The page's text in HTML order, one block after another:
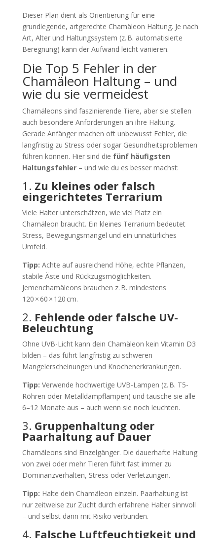
Dieser Plan dient als Orientierung für eine
grundlegende, artgerechte Chamäleon Haltung. Je nach
Art, Alter und Haltungssystem (z. B. automatisierte
Beregnung) kann der Aufwand leicht variieren.
Die Top 5 Fehler in der
Chamäleon Haltung – und
wie du sie vermeidest
Chamäleons sind faszinierende Tiere, aber sie stellen
auch besondere Anforderungen an ihre Haltung.
Gerade Anfänger machen oft unbewusst Fehler, die
langfristig zu Stress oder sogar Gesundheitsproblemen
führen können. Hier sind die fünf häufigsten
Haltungsfehler– und wie du es besser machst:
1. Zu kleines oder falsch
eingerichtetes Terrarium
Viele Halter unterschätzen, wie viel Platz ein
Chamäleon braucht. Ein kleines Terrarium bedeutet
Stress, Bewegungsmangel und ein unnatürliches
Umfeld.
Tipp: Achte auf ausreichend Höhe, echte Pflanzen,
stabile Äste und Rückzugsmöglichkeiten.
Jemenchamäleons brauchen z. B. mindestens
120 × 60 × 120 cm.
2. Fehlende oder falsche UV-
Beleuchtung
Ohne UVB-Licht kann dein Chamäleon kein Vitamin D3
bilden – das führt langfristig zu schweren
Mangelerscheinungen und Knochenerkrankungen.
Tipp: Verwende hochwertige UVB-Lampen (z. B. T5-
Röhren oder Metalldampflampen) und tausche sie alle
6–12 Monate aus – auch wenn sie noch leuchten.
3. Gruppenhaltung oder
Paarhaltung auf Dauer
Chamäleons sind Einzelgänger. Die dauerhafte Haltung
von zwei oder mehr Tieren führt fast immer zu
Dominanzverhalten, Stress oder Verletzungen.
Tipp: Halte dein Chamäleon einzeln. Paarhaltung ist
nur zeitweise zur Zucht durch erfahrene Halter sinnvoll
– und selbst dann mit Risiko verbunden.
4. Falsche Luftfeuchtigkeit und